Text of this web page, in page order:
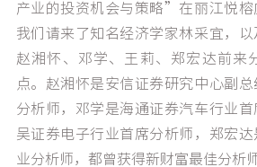
产业的投资机会与策略”在丽江悦榕
我们请来了知名经济学家林采宜，
赵湘怀、邓学、王莉、郑宏达前来
点。赵湘怀是安信证券研究中心副
分析师，邓学是海通证券汽车行业
吴证券电子行业首席分析师，郑宏
业分析师，都曾获得新财富最佳分析